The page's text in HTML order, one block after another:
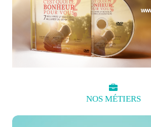
NOS MÉTIERS